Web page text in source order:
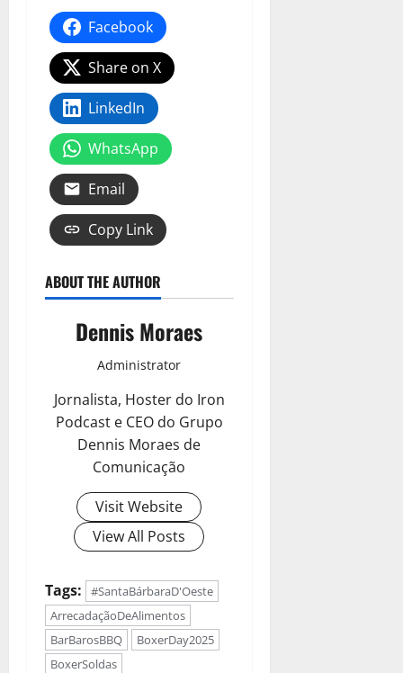
Facebook
Share on X
LinkedIn
WhatsApp
Email
Copy Link
ABOUT THE AUTHOR
Dennis Moraes
Administrator
Jornalista, Hoster do Iron
Podcast e CEO do Grupo
Dennis Moraes de
Comunicação
Visit Website
View All Posts
Tags:
#SantaBárbaraD'Oeste
ArrecadaçãoDeAlimentos
BarBarosBBQ
BoxerDay2025
BoxerSoldas